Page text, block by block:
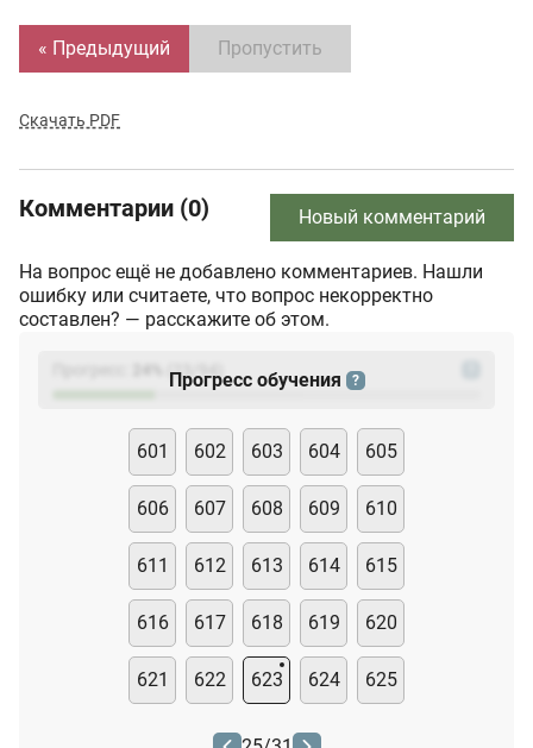
« Предыдущий Пропустить
Скачать PDF
Комментарии (0) Новый комментарий
На вопрос ещё не добавлено комментариев. Нашли
ошибку или считаете, что вопрос некорректно
составлен? — расскажите об этом.
(23
Прогресс обучения ?
601 602 603 604 605
606 607 608 609 610
611 612 613 614 615
616 617 618 619 620
621 622 623 624 625